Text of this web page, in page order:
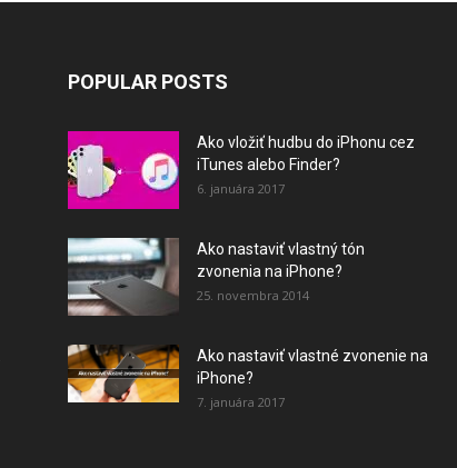
POPULAR POSTS
Ako vložiť hudbu do iPhonu cez
iTunes alebo Finder?
6. januára 2017
Ako nastaviť vlastný tón
zvonenia na iPhone?
25. novembra 2014
Ako nastaviť vlastné zvonenie na
iPhone?
7. januára 2017